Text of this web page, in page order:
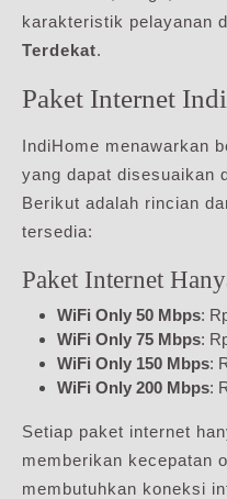
karakteristik pelayanan
Terdekat.
Paket Internet
IndiHome menawarkan
yang dapat disesuaikan
Berikut adalah rincian
tersedia:
Paket Internet
WiFi Only 50 Mbps:
WiFi Only 75 Mbps:
WiFi Only 150 Mbps:
WiFi Only 200 Mbps:
Setiap paket internet
memberikan kecepatan
membutuhkan koneksi